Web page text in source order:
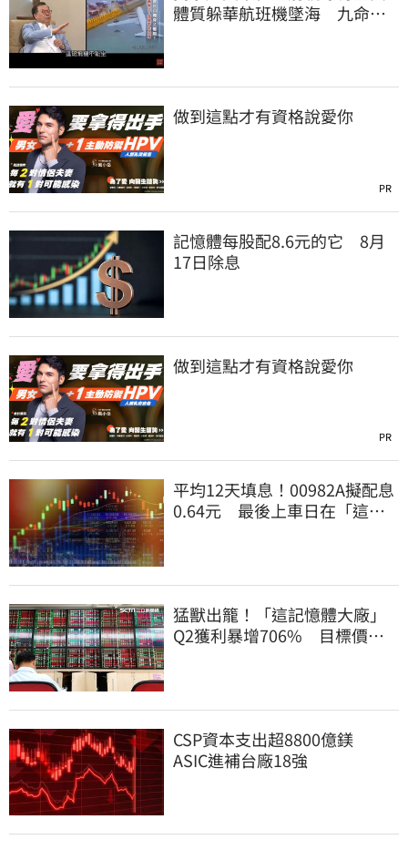
體質躲華航班機墜海 九命怪
做到這點才有資格說愛你
PR
記憶體每股配8.6元的它 8月
17日除息
做到這點才有資格說愛你
PR
平均12天填息！00982A擬配息
0.64元 最後上車日在「這
猛獸出籠！「這記憶體大廠」
Q2獲利暴增706% 目標價上
CSP資本支出超8800億鎂
ASIC進補台廠18強